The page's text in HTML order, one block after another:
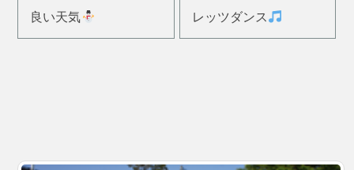
良い天気 レッツダンス